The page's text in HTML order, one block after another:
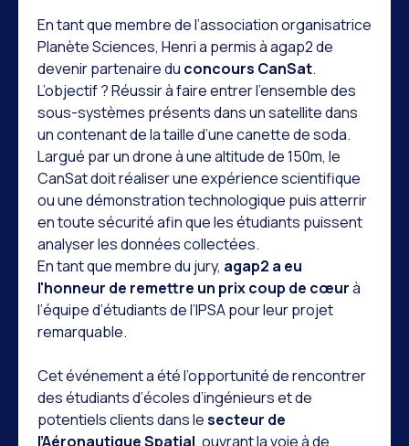
En tant que membre de l’association organisatrice
Planète Sciences, Henri a permis à agap2 de
devenir partenaire du concours CanSat.
L’objectif ? Réussir à faire entrer l’ensemble des
sous-systèmes présents dans un satellite dans
un contenant de la taille d’une canette de soda.
Largué par un drone à une altitude de 150m, le
CanSat doit réaliser une expérience scientifique
ou une démonstration technologique puis atterrir
en toute sécurité afin que les étudiants puissent
analyser les données collectées.
En tant que membre du jury, agap2 a eu
l'honneur de remettre un prix coup de cœurà
l’équipe d’étudiants de l’IPSA pour leur projet
remarquable.
Cet événement a été l’opportunité de rencontrer
des étudiants d’écoles d’ingénieurs et de
potentiels clients dans lesecteur de
l’Aéronautique Spatial, ouvrant la voie à de